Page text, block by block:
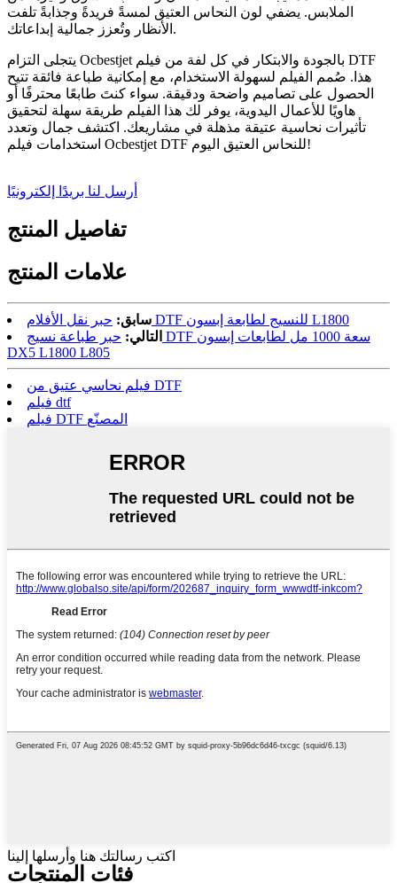
الملابس. يضفي لون النحاس العتيق لمسةً فريدةً وجذابةً تلفت
الأنظار وتُعزز جمالية إبداعاتك.
يتجلى التزام Ocbestjet بالجودة والابتكار في كل لفة من فيلم DTF
هذا. صُمم الفيلم لسهولة الاستخدام، مع إمكانية طباعة فائقة تتيح
الحصول على تصاميم واضحة ودقيقة. سواء كنتَ طابعًا محترفًا أو
هاويًا للأعمال اليدوية، يوفر لك هذا الفيلم طريقة سهلة لتحقيق
تأثيرات نحاسية عتيقة مذهلة في مشاريعك. اكتشف جمال وتعدد
استخدامات فيلم Ocbestjet DTF للنحاس العتيق اليوم!
أرسل لنا بريدًا إلكترونيًا
تفاصيل المنتج
علامات المنتج
سابق:
حبر نقل الأفلام DTF للنسيج لطابعة إبسون L1800
التالي: حبر طباعة نسيج DTF سعة 1000 مل لطابعات إبسون
DX5 L1800 L805
فيلم نحاسي عتيق من DTF
فيلم dtf
فيلم DTF المصنّع
اكتب رسالتك هنا وأرسلها إلينا
فئات المنتجات